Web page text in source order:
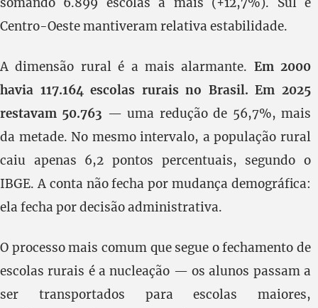
Centro-Oeste mantiveram relativa estabilidade.
A dimensão rural é a mais alarmante. Em 2000
havia 117.164 escolas rurais no Brasil. Em 2025
restavam 50.763 — uma redução de 56,7%, mais
da metade. No mesmo intervalo, a população rural
caiu apenas 6,2 pontos percentuais, segundo o
IBGE. A conta não fecha por mudança demográfica:
ela fecha por decisão administrativa.
O processo mais comum que segue o fechamento de
escolas rurais é a nucleação — os alunos passam a
ser transportados para escolas maiores,